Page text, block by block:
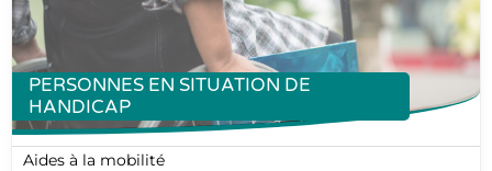
PERSONNES EN SITUATION DE
HANDICAP
Aides à la mobilité